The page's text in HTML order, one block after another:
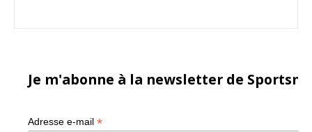
Je m'abonne à la newsletter de
Adresse e-mail *